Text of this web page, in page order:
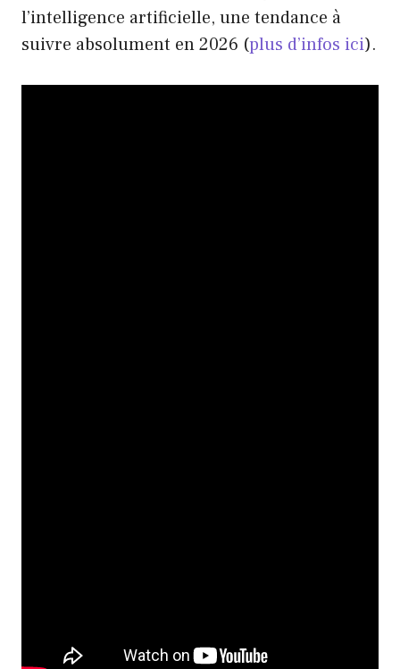
l’intelligence artificielle, une tendance à
suivre absolument en 2026 (plus d’infos ici).